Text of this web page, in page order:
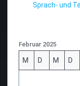
Sprach- und
Februar 2025
M D M D